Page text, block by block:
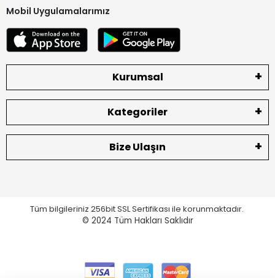
Mobil Uygulamalarımız
Kurumsal
Kategoriler
Bize Ulaşın
Tüm bilgileriniz 256bit SSL Sertifikası ile korunmaktadır.
© 2024 Tüm Hakları Saklıdır